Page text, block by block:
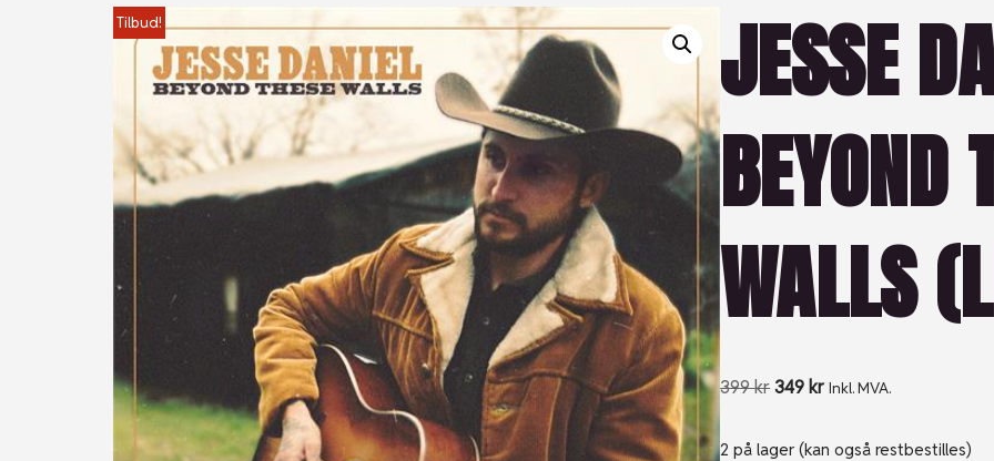
Tilbud!
JESSE
BEYOND
WALLS
399kr349 kr Inkl. MVA.
2 på lager (kan også restbestilles)